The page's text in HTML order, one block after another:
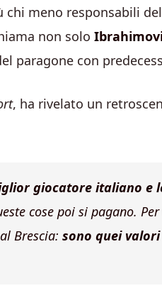
meno responsabili
non solo
paragone con
, ha rivelato un
giocatore italiano e
cose poi si pagano.
Brescia: sono quei